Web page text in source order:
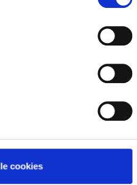
cookies
STORKRO PÅ
tilbud, arrangementer og